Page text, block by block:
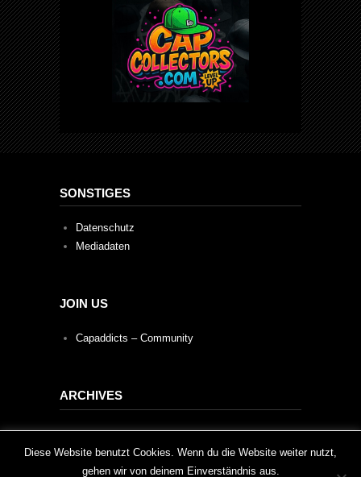
SONSTIGES
Datenschutz
Mediadaten
JOIN US
Capaddicts – Community
ARCHIVES
Archives
This website uses cookies to improve your experience. We'll
assume you're ok with this, but you can opt-out if you wish.
Diese Website benutzt Cookies. Wenn du die Website weiter nutzt,
gehen wir von deinem Einverständnis aus.